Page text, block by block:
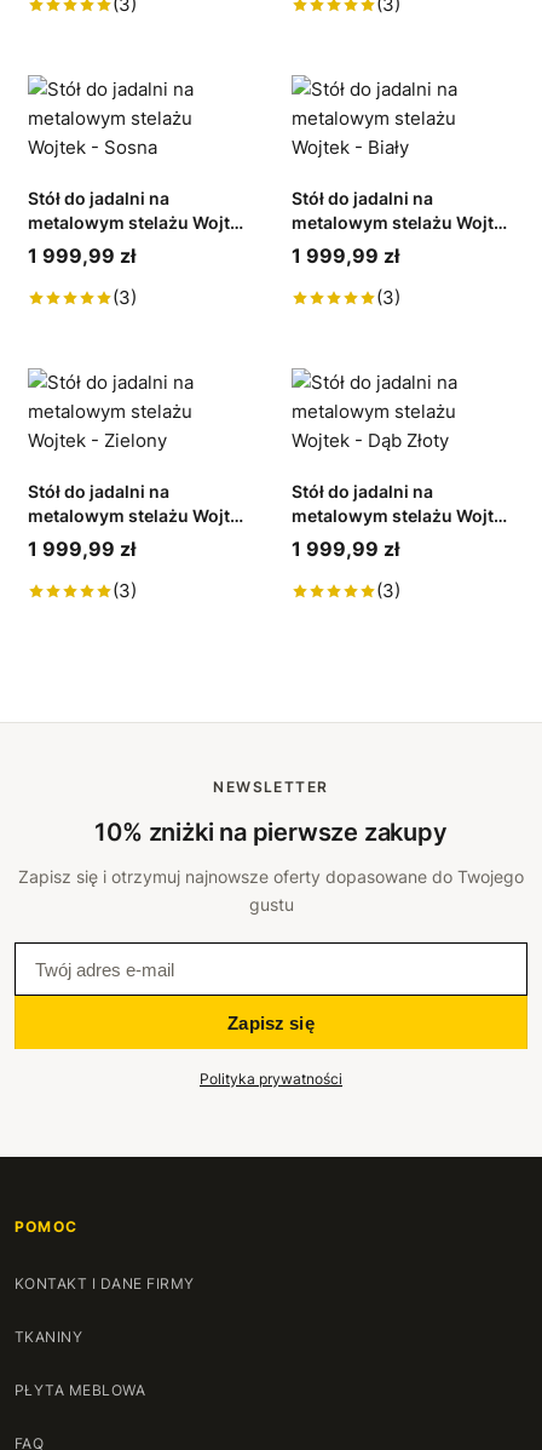
Stół do jadalni na
metalowym stelażu Wojtek
- Sosna
1 999,99 zł
(3)
Stół do jadalni na
metalowym stelażu Wojtek
- Biały
1 999,99 zł
(3)
Stół do jadalni na
metalowym stelażu Wojtek
- Zielony
1 999,99 zł
(3)
Stół do jadalni na
metalowym stelażu Wojtek
- Dąb Złoty
1 999,99 zł
(3)
NEWSLETTER
10% zniżki na pierwsze zakupy
Zapisz się i otrzymuj najnowsze oferty dopasowane do Twojego
gustu
Zapisz się
Polityka prywatności
POMOC
KONTAKT I DANE FIRMY
TKANINY
PŁYTA MEBLOWA
FAQ